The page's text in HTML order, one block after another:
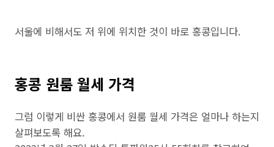
서울에 비해서도 저 위에 위치한 것이 바로 홍콩입니다.
홍콩 원룸 월세 가격
그럼 이렇게 비싼 홍콩에서 원룸 월세 가격은 얼마나 하는지
살펴보도록 해요.